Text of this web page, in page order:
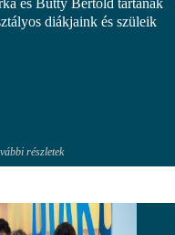
diákjaink és szüleik
részletek